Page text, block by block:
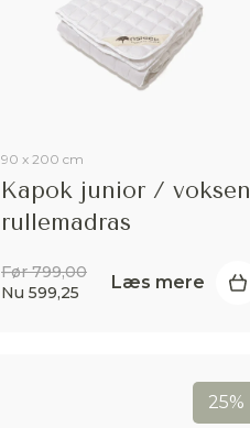
90 x 200 cm
Kapok junior / voksen
rullemadras
Før 799,00
Nu 599,25
Læs mere
25%